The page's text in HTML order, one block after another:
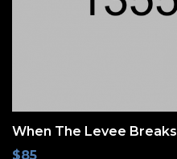
When The Levee Breaks
$85